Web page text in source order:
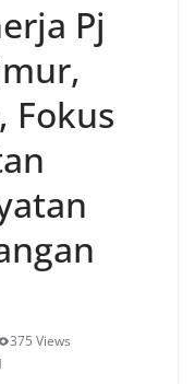
Pj
Fokus
375 Views